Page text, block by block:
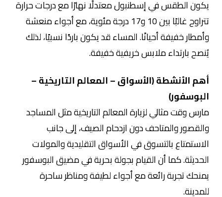
يكون الطقس في إسطنبول معتدلًا نهارًا مع درجات حرارة
تتراوح غالبًا بين 10 و17 درجة مئوية، مع أجواء منعشة
وأمطار خفيفة أحيانًا. المساء قد يكون باردًا نسبيًا، لذلك
يُنصح بارتداء ملابس خريفية خفيفة.
أهم الأنشطة (الأسواق – المعالم التاريخية –
البوسفور)
مارس وقت مثالي لزيارة المعالم التاريخية مثل المساجد
والقصور والمتاحف دون ازدحام الصيف، إلى جانب
الاستمتاع بالتسوق في الأسواق التقليدية والمولات
الحديثة. كما أن القيام بجولة بحرية في مضيق البوسفور
يمنحك تجربة رائعة مع أجواء لطيفة ومناظر ساحرة
للمدينة.